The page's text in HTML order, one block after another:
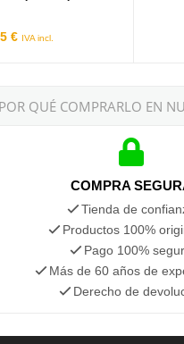
€ IVA incl.
QUÉ COMPRARLO EN
COMPRA
Tienda de
Productos 100%
Pago 100%
Más de 60 años de
Derecho de